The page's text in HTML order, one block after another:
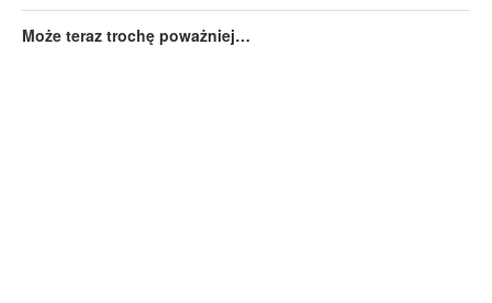
Może teraz trochę poważniej…